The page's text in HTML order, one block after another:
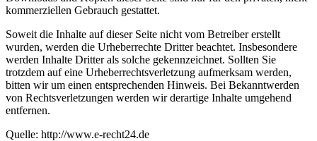
kommerziellen Gebrauch gestattet.
Soweit die Inhalte auf dieser Seite nicht vom Betreiber erstellt
wurden, werden die Urheberrechte Dritter beachtet. Insbesondere
werden Inhalte Dritter als solche gekennzeichnet. Sollten Sie
trotzdem auf eine Urheberrechtsverletzung aufmerksam werden,
bitten wir um einen entsprechenden Hinweis. Bei Bekanntwerden
von Rechtsverletzungen werden wir derartige Inhalte umgehend
entfernen.
Quelle: http://www.e-recht24.de